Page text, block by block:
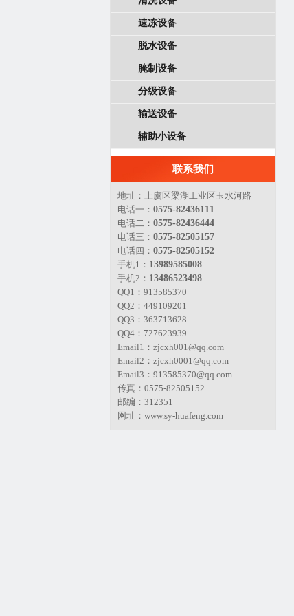
速冻设备
脱水设备
腌制设备
分级设备
输送设备
辅助小设备
联系我们
地址：上虞区梁湖工业区玉水河路
电话一： 0575-82436111
电话二： 0575-82436444
电话三： 0575-82505157
电话四： 0575-82505152
手机1： 13989585008
手机2： 13486523498
QQ1：913585370
QQ2：449109201
QQ3：363713628
QQ4：727623939
Email1：zjcxh001@qq.com
Email2：zjcxh0001@qq.com
Email3：913585370@qq.com
传真：0575-82505152
邮编：312351
网址：www.sy-huafeng.com